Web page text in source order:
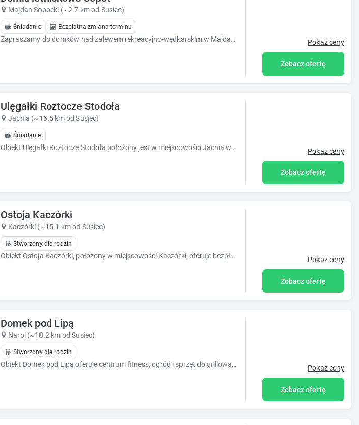
e
y
t
h
e
k
e
d
s
h
o
r
o
r
c
h
Majdan Sopocki (~2.7 km od Susiec)
Śniadanie Bezpłatna zmiana terminu
Zapraszamy do domków nad zalewem rekreacyjno-wędkarskim w Majdanie Sopockim. Teren ośrodka przylega bezpośrednio do zalewu . Jednocześnie jest to spok Pokaż ceny
Zobacz ofertę
Ulęgałki Roztocze Stodoła
Jacnia (~16.5 km od Susiec)
Śniadanie
Obiekt Ulęgałki Roztocze Stodoła położony jest w miejscowości Jacnia w regionie lubelskie i oferuje balkon oraz widok na ogród. Oferta domu wak Pokaż ceny
Zobacz ofertę
Ostoja Kaczórki
Kaczórki (~15.1 km od Susiec)
Stworzony dla rodzin
Obiekt Ostoja Kaczórki, położony w miejscowości Kaczórki, oferuje bezpłatne Wi-Fi, klimatyzację, ogród oraz sprzęt do grillowania. Odległoś Pokaż ceny
Zobacz ofertę
Domek pod Lipą
Narol (~18.2 km od Susiec)
Stworzony dla rodzin
Obiekt Domek pod Lipą oferuje centrum fitness, ogród i sprzęt do grillowania. Usytuowany jest on w miejscowości Narol. Odległość ważnych miejs Pokaż ceny
Zobacz ofertę